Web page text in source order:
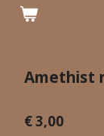
Amethist
€ 3,00